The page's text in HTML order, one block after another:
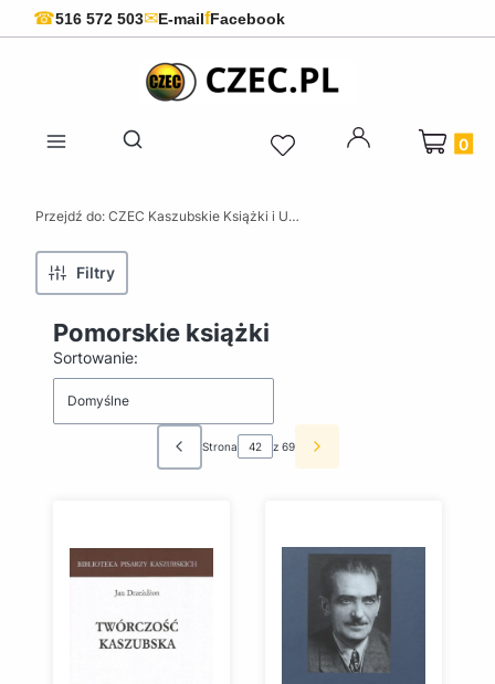
☎516 572 503✉E-mailfFacebook
Otwórz wyszukiwarkę
Produkty
Przejdź do: CZEC Kaszubskie Książki i Upominki - Pamiątki z Kaszub
Filtry
Pomorskie książki
Lista produktów
Sortowanie:
Domyślne
Poprzednie produkty
Strona z 69 Następne produkty